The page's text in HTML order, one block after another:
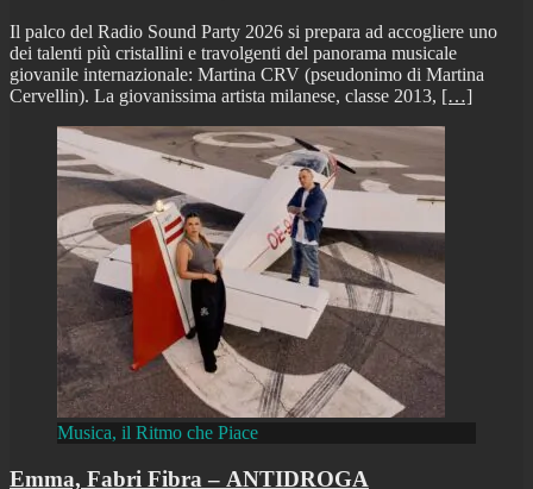
Il palco del Radio Sound Party 2026 si prepara ad accogliere uno
dei talenti più cristallini e travolgenti del panorama musicale
giovanile internazionale: Martina CRV (pseudonimo di Martina
Cervellin). La giovanissima artista milanese, classe 2013, […]
Musica, il Ritmo che Piace
Emma, Fabri Fibra – ANTIDROGA